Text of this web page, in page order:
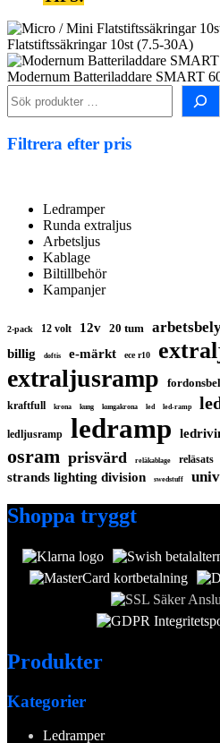
Flatstiftssäkringar 10st (7.5-30A)
Modernum Batteriladdare SMART
Filtrera efter pris
Ledramper
Runda extraljus
Arbetsljus
Kablage
Biltillbehör
Kampanjer
2-pack 12 volt 12v 20 tum
billig doftis e-märkt ece r10
extraljusramp
kraftfull krona kung kungakrona led led-ramp
ledljusramp ledramp
osram prisvärd reläkablage reläsats
strands lighting division swedstuff
Shoppa tryggt
Produkter
Kategorier
Ledramper